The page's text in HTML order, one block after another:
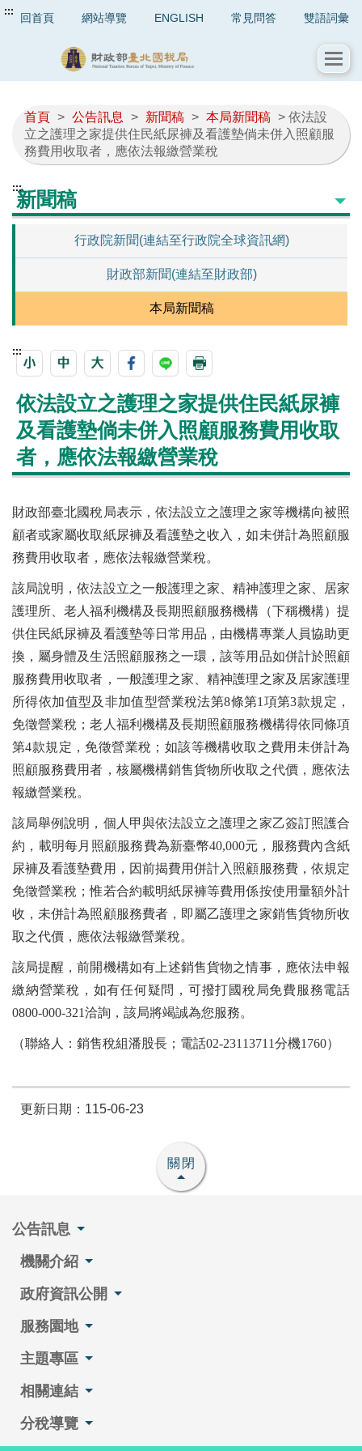
::: 回首頁 網站導覽 ENGLISH 常見問答 雙語詞彙
首頁 > 公告訊息 > 新聞稿 > 本局新聞稿 > 依法設
立之護理之家提供住民紙尿褲及看護墊倘未併入照顧服
務費用收取者，應依法報繳營業稅
:::新聞稿
行政院新聞(連結至行政院全球資訊網)
財政部新聞(連結至財政部)
本局新聞稿
:::
依法設立之護理之家提供住民紙尿褲
及看護墊倘未併入照顧服務費用收取
者，應依法報繳營業稅
財政部臺北國稅局表示，依法設立之護理之家等機構向被照
顧者或家屬收取紙尿褲及看護墊之收入，如未併計為照顧服
務費用收取者，應依法報繳營業稅。
該局說明，依法設立之一般護理之家、精神護理之家、居家
護理所、老人福利機構及長期照顧服務機構（下稱機構）提
供住民紙尿褲及看護墊等日常用品，由機構專業人員協助更
換，屬身體及生活照顧服務之一環，該等用品如併計於照顧
服務費用收取者，一般護理之家、精神護理之家及居家護理
所得依加值型及非加值型營業稅法第8條第1項第3款規定，
免徵營業稅；老人福利機構及長期照顧服務機構得依同條項
第4款規定，免徵營業稅；如該等機構收取之費用未併計為
照顧服務費用者，核屬機構銷售貨物所收取之代價，應依法
報繳營業稅。
該局舉例說明，個人甲與依法設立之護理之家乙簽訂照護合
約，載明每月照顧服務費為新臺幣40,000元，服務費內含紙
尿褲及看護墊費用，因前揭費用併計入照顧服務費，依規定
免徵營業稅；惟若合約載明紙尿褲等費用係按使用量額外計
收，未併計為照顧服務費者，即屬乙護理之家銷售貨物所收
取之代價，應依法報繳營業稅。
該局提醒，前開機構如有上述銷售貨物之情事，應依法申報
繳納營業稅，如有任何疑問，可撥打國稅局免費服務電話
0800-000-321洽詢，該局將竭誠為您服務。
（聯絡人：銷售稅組潘股長；電話02-23113711分機1760）
更新日期：115-06-23
關閉
公告訊息
機關介紹
政府資訊公開
服務園地
主題專區
相關連結
分稅導覽